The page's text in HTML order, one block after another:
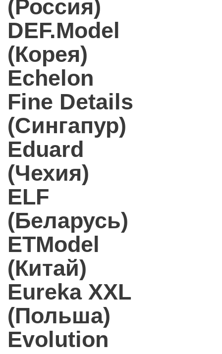
(Россия)
DEF.Model
(Корея)
Echelon
Fine Details
(Сингапур)
Eduard
(Чехия)
ELF
(Беларусь)
ETModel
(Китай)
Eureka XXL
(Польша)
Evolution